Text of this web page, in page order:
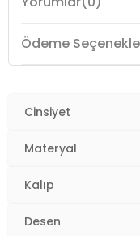
Yaş Grubu:Çocuk
Menşei: Türkiye
eğlenceli hale
4DY1SP2631000002.42
Ödeme
Cinsiyet
Materyal
Kalıp
Desen